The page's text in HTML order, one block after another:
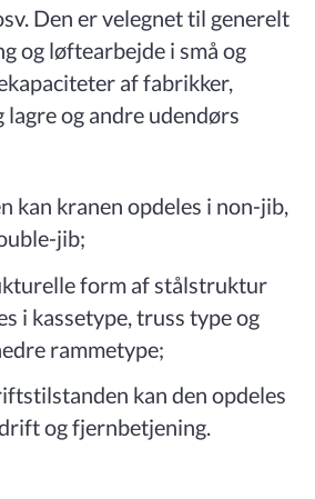
Den er velegnet til generelt
og løftearbejde i små og
af fabrikker,
og andre udendørs
kan kranen opdeles i non-jib,
jib;
form af stålstruktur
i kassetype, truss type og
rammetype;
kan den opdeles
og fjernbetjening.